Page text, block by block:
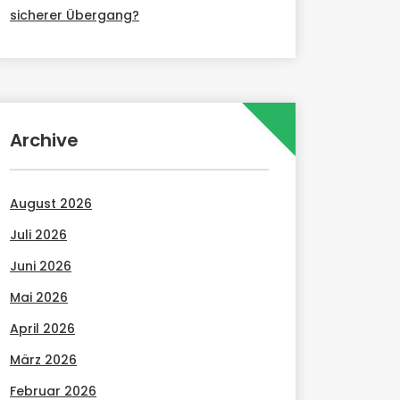
sicherer Übergang?
Archive
August 2026
Juli 2026
Juni 2026
Mai 2026
April 2026
März 2026
Februar 2026